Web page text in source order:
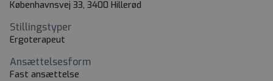
Københavnsvej 33, 3400 Hillerød
Stillingstyper
Ergoterapeut
Ansættelsesform
Fast ansættelse